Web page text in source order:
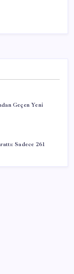
Geçen Yeni
Sadece 261